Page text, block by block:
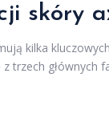
skóry
kilka
trzech głównych